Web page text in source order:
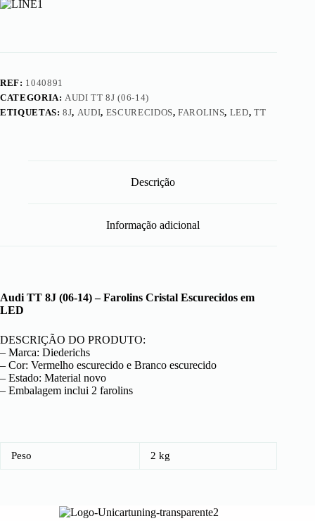
em
REF: 1040891
CATEGORIA:AUDI TT 8J (06-14)
ETIQUETAS:8J, AUDI, ESCURECIDOS,FAROLINS, LED, TT
Descrição
Informação adicional
Audi TT 8J (06-14) – Farolins Cristal Escurecidos em
LED
DESCRIÇÃO DO PRODUTO:
– Marca: Diederichs
– Cor: Vermelho escurecido e Branco escurecido
– Estado: Material novo
– Embalagem inclui 2 farolins
Peso 2 kg